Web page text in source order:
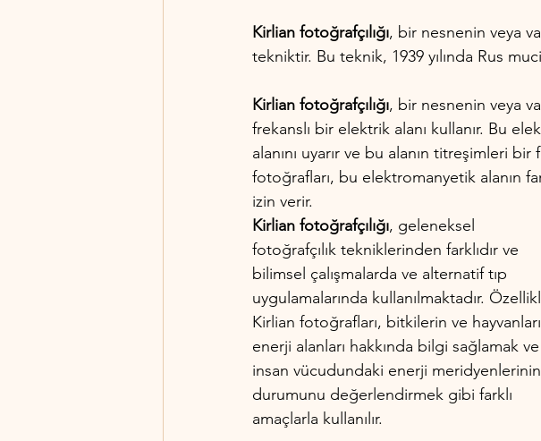
Kirlian fotoğrafçılığı, bir nesnenin veya
tekniktir. Bu teknik, 1939 yılında Rus
Kirlian fotoğrafçılığı, bir nesnenin veya
frekanslı bir elektrik alanı kullanır. Bu
alanını uyarır ve bu alanın titreşimleri
fotoğrafları, bu elektromanyetik alanın
izin verir.
Kirlian fotoğrafçılığı, geleneksel
fotoğrafçılık tekniklerinden farklıdır ve
bilimsel çalışmalarda ve alternatif tıp
uygulamalarında kullanılmaktadır.
Kirlian fotoğrafları, bitkilerin ve
enerji alanları hakkında bilgi sağlamak ve
insan vücudundaki enerji meridyenlerinin
durumunu değerlendirmek gibi farklı
amaçlarla kullanılır.